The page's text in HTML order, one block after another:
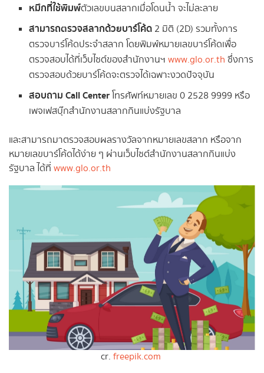
หมึกที่ใช้พิมพ์ตัวเลขบนสลากเมื่อโดนน้ำ จะไม่ละลาย
สามารถตรวจสลากด้วยบาร์โค้ด 2 มิติ (2D) รวมทั้งการ
ตรวจบาร์โค้ดประจำสลาก โดยพิมพ์หมายเลขบาร์โค้ดเพื่อ
ตรวจสอบได้ที่เว็บไซต์ของสำนักงานฯwww.glo.or.th ซึ่งการ
ตรวจสอบด้วยบาร์โค้ดจะตรวจได้เฉพาะงวดปัจจุบัน
สอบถาม Call Centerโทรศัพท์หมายเลข 0 2528 9999 หรือ
เพจเฟสบุ๊กสำนักงานสลากกินแบ่งรัฐบาล
และสามารถมาตรวจสอบผลรางวัลจากหมายเลขสลาก หรือจาก
หมายเลขบาร์โค้ดได้ง่าย ๆ ผ่านเว็บไซต์สำนักงานสลากกินแบ่ง
รัฐบาล ได้ที่ www.glo.or.th
cr. freepik.com